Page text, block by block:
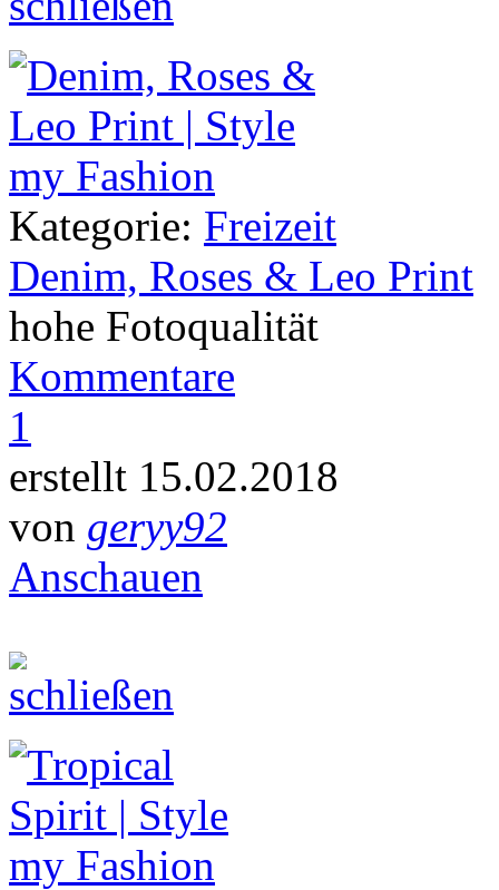
Kategorie: Freizeit
Denim, Roses & Leo Print
hohe Fotoqualität
Kommentare
1
erstellt 15.02.2018
von geryy92
Anschauen